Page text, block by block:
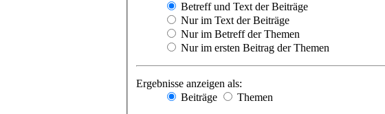
Betreff und Text der Beiträge
Nur im Text der Beiträge
Nur im Betreff der Themen
Nur im ersten Beitrag der Themen
Ergebnisse anzeigen als:
Beiträge
Themen